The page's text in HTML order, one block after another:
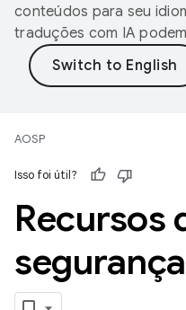
conteúdos para seu
traduções com IA
AOSP
Isso foi útil?
Recursos